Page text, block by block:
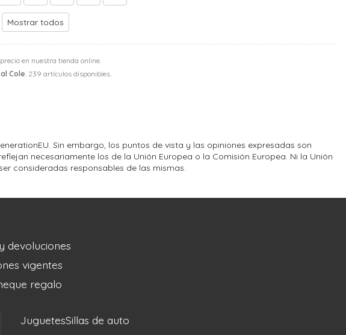
en nuestra tienda online.
Cole. 239 artículos disponibles.
Mostrar todos
Sin embargo, los puntos de vista y las opiniones expresadas son
necesariamente los de la Unión Europea o la Comisión Europea. Ni la Unión
consideradas responsables de las mismas.
devoluciones
vigentes
regalo
JuguetesSillas de auto